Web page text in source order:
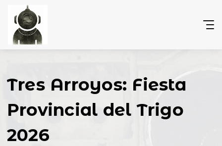
Tres Arroyos: Fiesta
Provincial del Trigo
2026